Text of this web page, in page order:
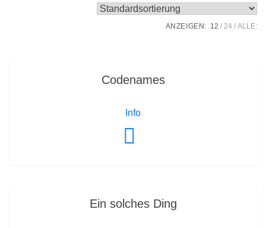
ANZEIGEN: 12 24 ALLE:
Codenames
Info
Ein solches Ding